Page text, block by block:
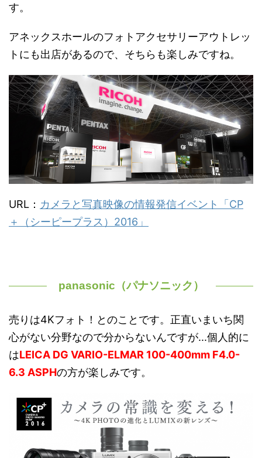
す。
アネックスホールのフォトアクセサリーアウトレッ
トにも出店があるので、そちらも楽しみですね。
URL： カメラと写真映像の情報発信イベント「CP
＋（シーピープラス）2016」
panasonic（パナソニック）
売りは4Kフォト！とのことです。正直いまいち関
心がない分野なので分からないんですが...個人的に
はLEICA DG VARIO-ELMAR 100-400mm F4.0-
6.3 ASPHの方が楽しみです。